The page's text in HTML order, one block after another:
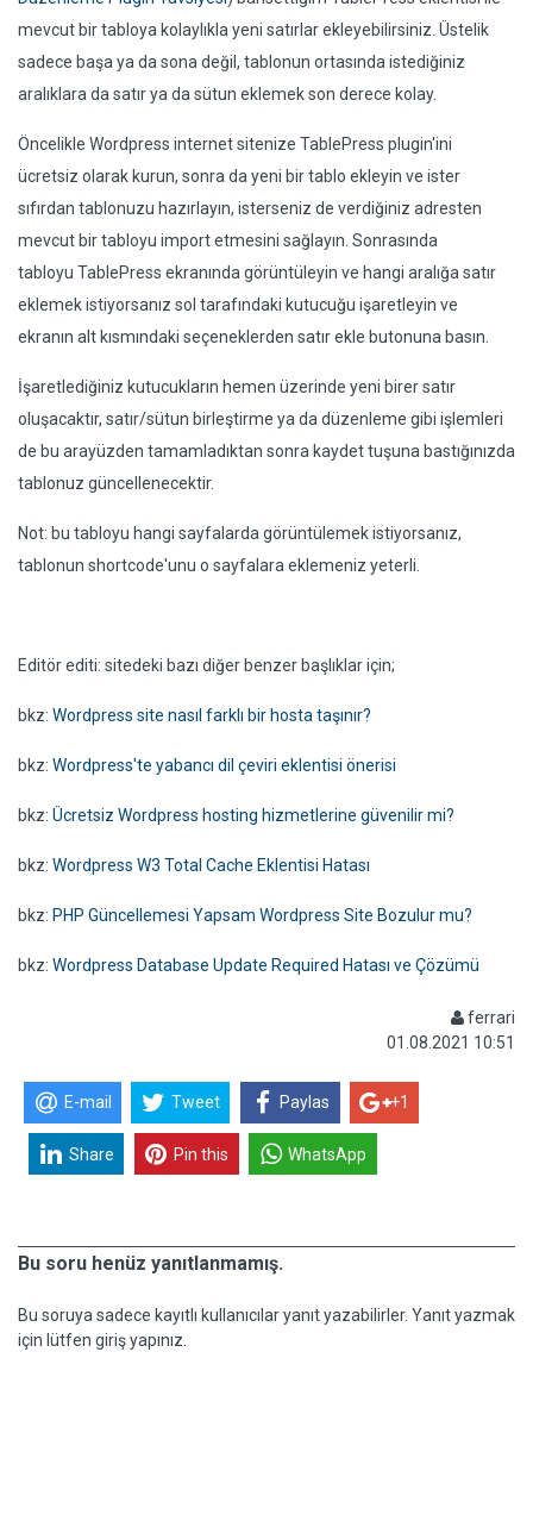
mevcut bir tabloya kolaylıkla yeni satırlar ekleyebilirsiniz. Üstelik
sadece başa ya da sona değil, tablonun ortasında istediğiniz
aralıklara da satır ya da sütun eklemek son derece kolay.
Öncelikle Wordpress internet sitenize TablePress plugin'ini
ücretsiz olarak kurun, sonra da yeni bir tablo ekleyin ve ister
sıfırdan tablonuzu hazırlayın, isterseniz de verdiğiniz adresten
mevcut bir tabloyu import etmesini sağlayın. Sonrasında
tabloyu TablePress ekranında görüntüleyin ve hangi aralığa satır
eklemek istiyorsanız sol tarafındaki kutucuğu işaretleyin ve
ekranın alt kısmındaki seçeneklerden satır ekle butonuna basın.
İşaretlediğiniz kutucukların hemen üzerinde yeni birer satır
oluşacaktır, satır/sütun birleştirme ya da düzenleme gibi işlemleri
de bu arayüzden tamamladıktan sonra kaydet tuşuna bastığınızda
tablonuz güncellenecektir.
Not: bu tabloyu hangi sayfalarda görüntülemek istiyorsanız,
tablonun shortcode'unu o sayfalara eklemeniz yeterli.
Editör editi: sitedeki bazı diğer benzer başlıklar için;
bkz: Wordpress site nasıl farklı bir hosta taşınır?
bkz: Wordpress'te yabancı dil çeviri eklentisi önerisi
bkz: Ücretsiz Wordpress hosting hizmetlerine güvenilir mi?
bkz: Wordpress W3 Total Cache Eklentisi Hatası
bkz: PHP Güncellemesi Yapsam Wordpress Site Bozulur mu?
bkz: Wordpress Database Update Required Hatası ve Çözümü
ferrari
01.08.2021 10:51
E-mail Tweet Paylas +1
Share Pin this WhatsApp
Bu soru henüz yanıtlanmamış.
Bu soruya sadece kayıtlı kullanıcılar yanıt yazabilirler. Yanıt yazmak
için lütfen giriş yapınız.